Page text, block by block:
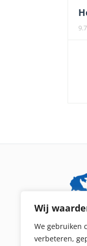
Wij
We gebruiken
verbeteren,
9.7